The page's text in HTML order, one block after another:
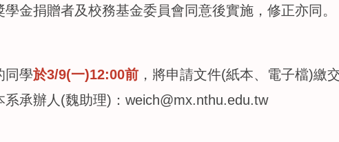
金捐贈者及校務基金委員會同意後實施，修正亦同。
同學於3/9(一)12:00前 ，將申請文件(紙本、電子檔)繳
系承辦人(魏助理)：weich@mx.nthu.edu.tw